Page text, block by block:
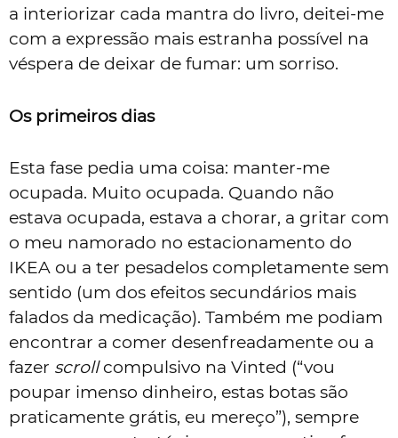
a interiorizar cada mantra do livro, deitei-me
com a expressão mais estranha possível na
véspera de deixar de fumar: um sorriso.
Os primeiros dias
Esta fase pedia uma coisa: manter-me
ocupada. Muito ocupada. Quando não
estava ocupada, estava a chorar, a gritar com
o meu namorado no estacionamento do
IKEA ou a ter pesadelos completamente sem
sentido (um dos efeitos secundários mais
falados da medicação). Também me podiam
encontrar a comer desenfreadamente ou a
fazer scrollcompulsivo na Vinted (“vou
poupar imenso dinheiro, estas botas são
praticamente grátis, eu mereço”), sempre